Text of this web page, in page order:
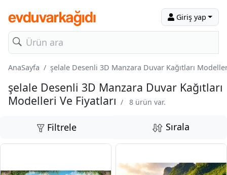
Giriş yap
AnaSayfa şelale Desenli 3D Manzara Duvar Kağıtları
şelale Desenli 3D Manzara Duvar Kağıtları
Modelleri Ve Fiyatları / 8 ürün var.
Filtrele Sırala